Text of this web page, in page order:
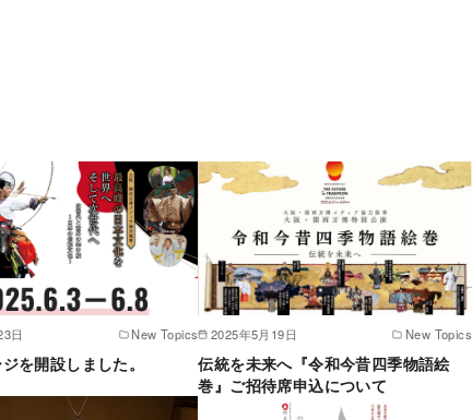
日 New Topics
を開設しました。
2025年5月19日 New Topics
伝統を未来へ『令和今昔四季物語絵
巻』ご招待席申込について